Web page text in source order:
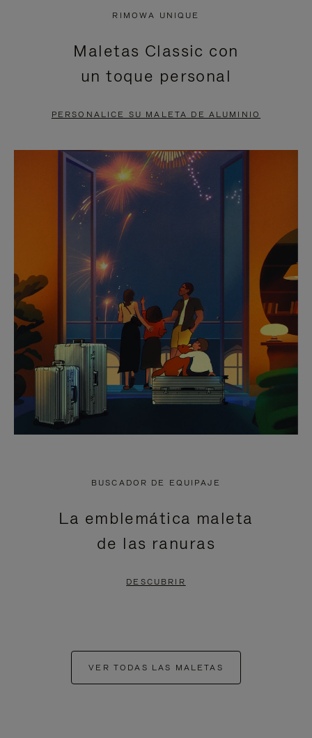
PAUSADO,
PULSE
PARA
ESTÁ
DESACTIVADO:
PULSE
ACTIVARLO.
RIMOWA UNIQUE
Maletas Classic con
un toque personal
PERSONALICE SU MALETA DE ALUMINIO
BUSCADOR DE EQUIPAJE
La emblemática maleta
de las ranuras
DESCUBRIR
VER TODAS LAS MALETAS